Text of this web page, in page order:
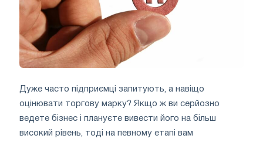
Дуже часто підприємці запитують, а навіщо
оцінювати торгову марку? Якщо ж ви серйозно
ведете бізнес і плануєте вивести його на більш
високий рівень, тоді на певному етапі вам